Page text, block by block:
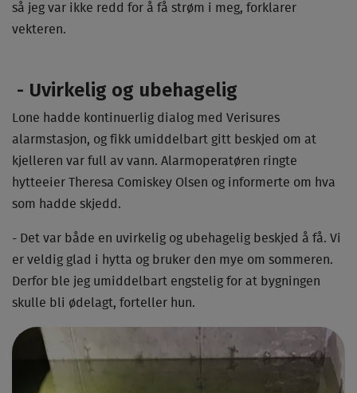
så jeg var ikke redd for å få strøm i meg, forklarer
vekteren.
- Uvirkelig og ubehagelig
Lone hadde kontinuerlig dialog med Verisures
alarmstasjon, og fikk umiddelbart gitt beskjed om at
kjelleren var full av vann. Alarmoperatøren ringte
hytteeier Theresa Comiskey Olsen og informerte om hva
som hadde skjedd.
- Det var både en uvirkelig og ubehagelig beskjed å få. Vi
er veldig glad i hytta og bruker den mye om sommeren.
Derfor ble jeg umiddelbart engstelig for at bygningen
skulle bli ødelagt, forteller hun.